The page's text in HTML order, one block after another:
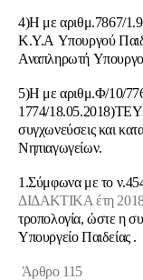
4)H με αριθμ.7867/
Κ.Υ.Α Υπουργού
Αναπληρωτή
5)Η με αριθμ.Φ/10/
1774/
συγχωνεύσεις και
Νηπιαγωγείων.
1.Σύμφωνα με το
ΔΙΔΑΚΤΙΚΑ έτη
τροπολογία, ώστε η
Υπουργείο Παιδείας .
Άρθρο 115